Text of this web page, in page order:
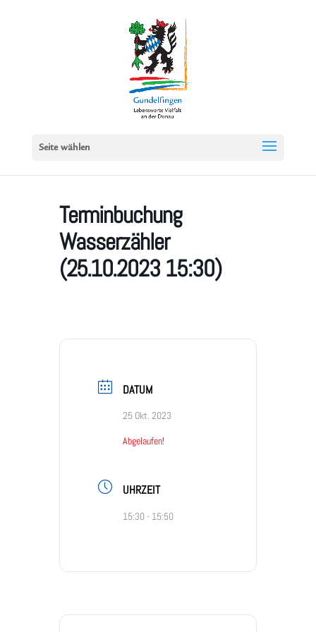
Seite wählen
Terminbuchung
Wasserzähler
(25.10.2023 15:30)
DATUM
25 Okt. 2023
Abgelaufen!
UHRZEIT
15:30 - 15:50